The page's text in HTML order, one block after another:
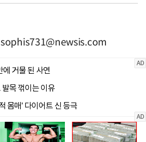
sophis731@newsis.com